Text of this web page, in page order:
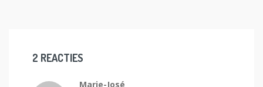
2 REACTIES
Marie-José